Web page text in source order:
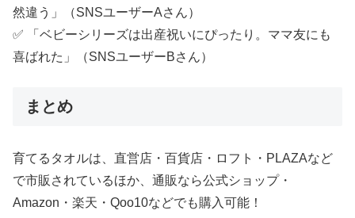
然違う」（SNSユーザーAさん）
✅ 「ベビーシリーズは出産祝いにぴったり。ママ友にも
喜ばれた」（SNSユーザーBさん）
まとめ
育てるタオルは、直営店・百貨店・ロフト・PLAZAなど
で市販されているほか、通販なら公式ショップ・
Amazon・楽天・Qoo10などでも購入可能！